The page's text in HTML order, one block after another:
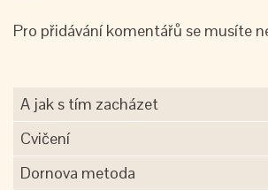
Pro přidávání komentářů se musíte
A jak s tím zacházet
Cvičení
Dornova metoda